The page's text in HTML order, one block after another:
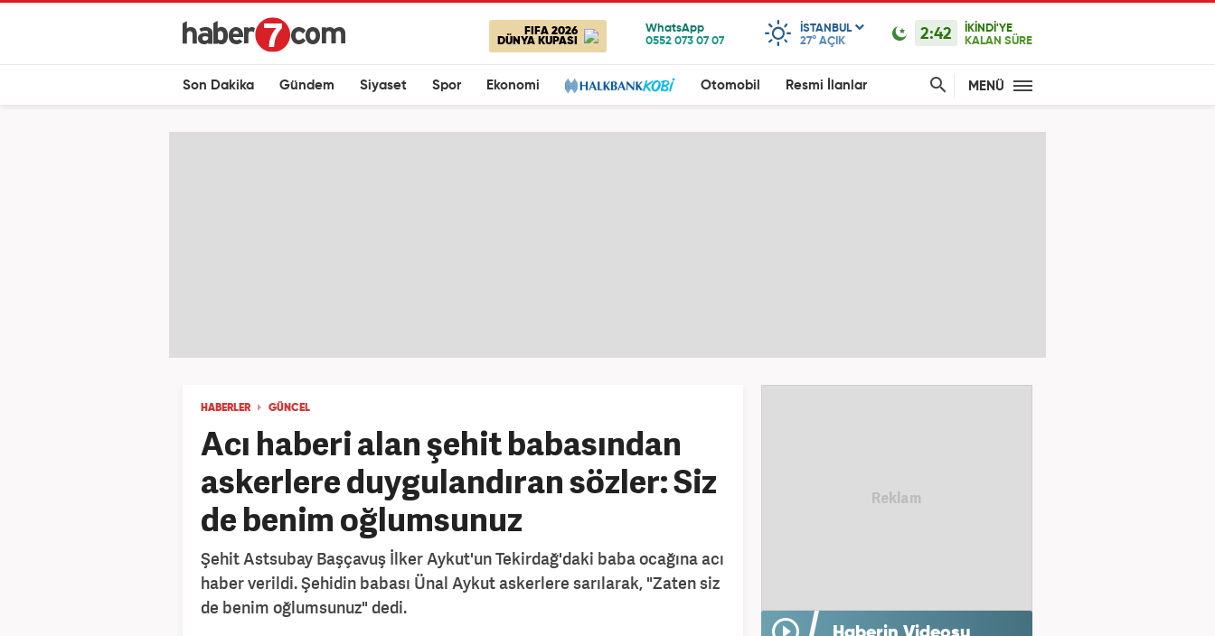
FIFA 2026
DÜNYA KUPASI
ISTANBUL
27° AÇIK 2:42
İKİNDİ'YE
KALAN SÜRE
Son Dakika Gündem Siyaset Spor Ekonomi Otomobil Resmi İlanlar MENÜ
HABERLER GÜNCEL
Acı haberi alan şehit babasından
askerlere duygulandıran sözler: Siz
de benim oğlumsunuz
Şehit Astsubay Başçavuş İlker Aykut'un Tekirdağ'daki baba ocağına acı
haber verildi. Şehidin babası Ünal Aykut askerlere sarılarak, "Zaten siz
de benim oğlumsunuz" dedi.